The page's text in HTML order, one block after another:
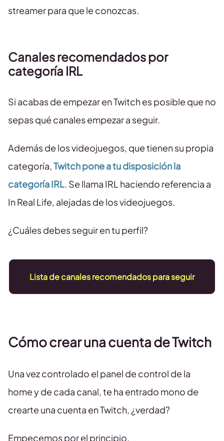
streamer para que le conozcas.
Canales recomendados por
categoría IRL
Si acabas de empezar en Twitch es posible que no
sepas qué canales empezar a seguir.
Además de los videojuegos, que tienen su propia
categoría,Twitch pone a tu disposición la
categoría IRL. Se llama IRL haciendo referencia a
In Real Life, alejadas de los videojuegos.
¿Cuáles debes seguir en tu perfil?
Lista de canales recomendados para seguir
Cómo crear una cuenta de Twitch
Una vez controlado el panel de control de la
home y de cada canal, te ha entrado mono de
crearte una cuenta en Twitch, ¿verdad?
Empecemos por el principio.